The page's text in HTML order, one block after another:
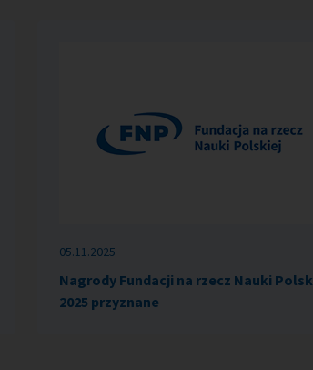
05.11.2025
Nagrody Fundacji na rzecz Nauki
2025 przyznane